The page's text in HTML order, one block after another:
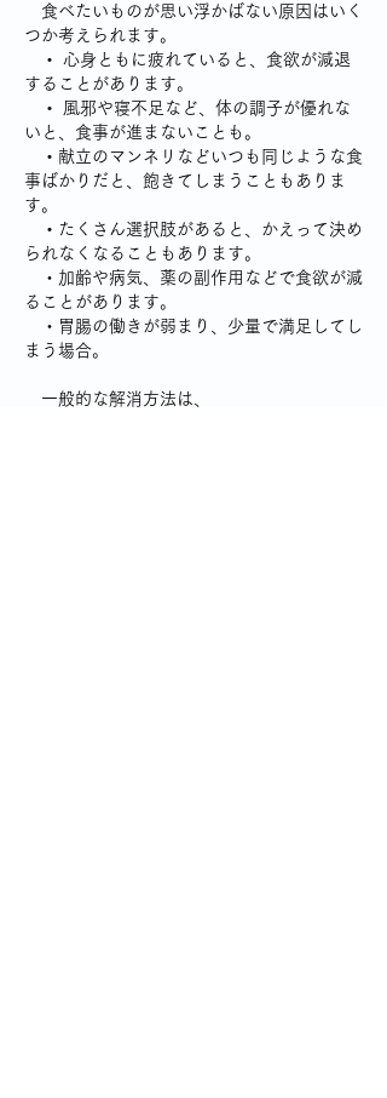
食べたいものが思い浮かばない原因はいく
つか考えられます。
・
心身ともに疲れていると、食欲が減退
することがあります。
・
風邪や寝不足など、体の調子が優れな
いと、食事が進まないことも。
・ 献立のマンネリなどいつも同じような食
事ばかりだと、飽きてしまうこともありま
す。
・ たくさん選択肢があると、かえって決め
られなくなることもあります。
・加齢や病気、薬の副作用などで食欲が減
ることがあります。
・胃腸の働きが弱まり、少量で満足してし
まう場合。
一般的な解消方法は、